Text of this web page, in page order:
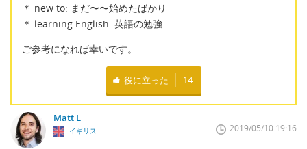
＊ new to: まだ〜〜始めたばかり
＊ learning English: 英語の勉強
ご参考になれば幸いです。
役に立った 14
Matt L
イギリス 2019/05/10 19:16